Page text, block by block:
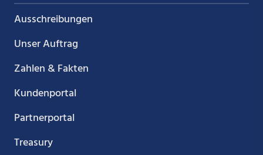
Ausschreibungen
Unser Auftrag
Zahlen & Fakten
Kundenportal
Partnerportal
Treasury